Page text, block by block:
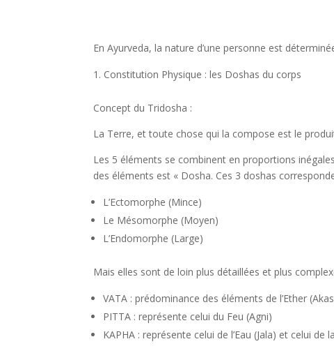
En Ayurveda, la nature d’une personne est
Constitution Physique : les Doshas du corps
Concept du Tridosha :
La Terre, et toute chose qui la compose est le
Les 5 éléments se combinent en proportions
des éléments est « Dosha. Ces 3 doshas
L’Ectomorphe (Mince)
Le Mésomorphe (Moyen)
L’Endomorphe (Large)
Mais elles sont de loin plus détaillées et plus
VATA : prédominance des éléments de l’Ether
PITTA : représente celui du Feu (Agni)
KAPHA : représente celui de l’Eau (Jala) et celui de